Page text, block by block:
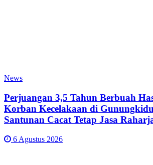
News
Perjuangan 3,5 Tahun Berbuah
Korban Kecelakaan di
Santunan Cacat Tetap Jasa
6 Agustus 2026